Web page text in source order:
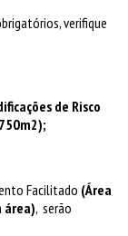
verifique
de Risco
Facilitado (Área
área), serão